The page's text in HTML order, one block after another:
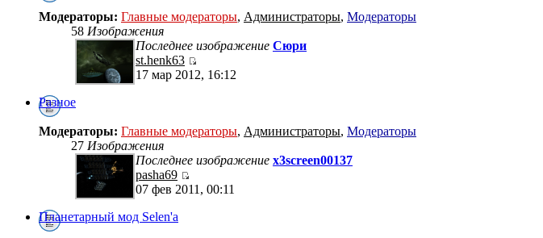
Модераторы: Главные модераторы, Администраторы, Модераторы
58 Изображения
Последнее изображение Сюри
st.henk63
17 мар 2012, 16:12
Разное
Модераторы: Главные модераторы, Администраторы, Модераторы
27 Изображения
Последнее изображение x3screen00137
pasha69
07 фев 2011, 00:11
Планетарный мод Selen'a